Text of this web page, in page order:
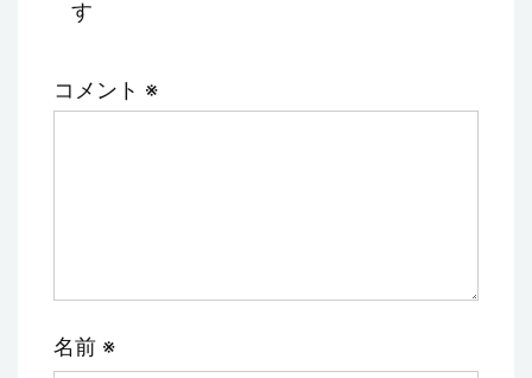
す
コメント ※
名前 ※